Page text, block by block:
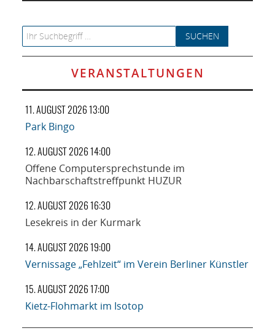
Search for:
VERANSTALTUNGEN
11. AUGUST 2026 13:00
Park Bingo
12. AUGUST 2026 14:00
Offene Computersprechstunde im
Nachbarschaftstreffpunkt HUZUR
12. AUGUST 2026 16:30
Lesekreis in der Kurmark
14. AUGUST 2026 19:00
Vernissage „Fehlzeit“ im Verein Berliner Künstler
15. AUGUST 2026 17:00
Kietz-Flohmarkt im Isotop